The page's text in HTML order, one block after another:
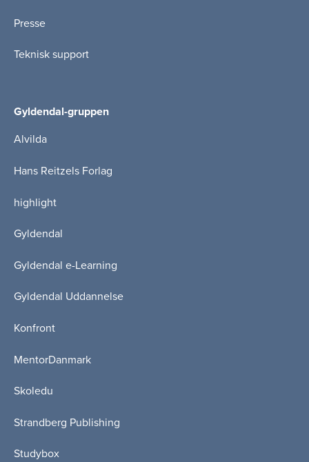
Presse
Teknisk support
Gyldendal-gruppen
Alvilda
Hans Reitzels Forlag
highlight
Gyldendal
Gyldendal e-Learning
Gyldendal Uddannelse
Konfront
MentorDanmark
Skoledu
Strandberg Publishing
Studybox